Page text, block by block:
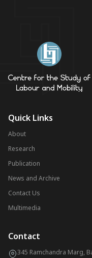
Quick Links
About
Research
Publication
News and Archive
Contact Us
Multimedia
Contact
345 Ramchandra Marg,